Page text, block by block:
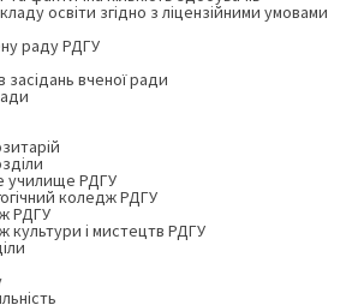
освіти згідно з ліцензійними умовами
раду РДГУ
засідань вченої ради
училище РДГУ
коледж РДГУ
РДГУ
і мистецтв РДГУ